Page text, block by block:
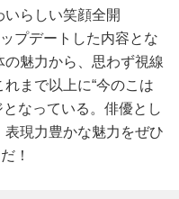
らしい笑顔全開
プデートした内容とな
魅力から、思わず視線
まで以上に“今のこは
なっている。俳優とし
現力豊かな魅力をぜひ
！